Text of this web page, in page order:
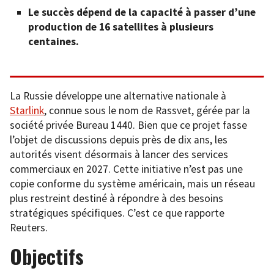
Le succès dépend de la capacité à passer d’une
production de 16 satellites à plusieurs
centaines.
La Russie développe une alternative nationale à
Starlink, connue sous le nom de Rassvet, gérée par la
société privée Bureau 1440. Bien que ce projet fasse
l’objet de discussions depuis près de dix ans, les
autorités visent désormais à lancer des services
commerciaux en 2027. Cette initiative n’est pas une
copie conforme du système américain, mais un réseau
plus restreint destiné à répondre à des besoins
stratégiques spécifiques. C’est ce que rapporte
Reuters.
Objectifs